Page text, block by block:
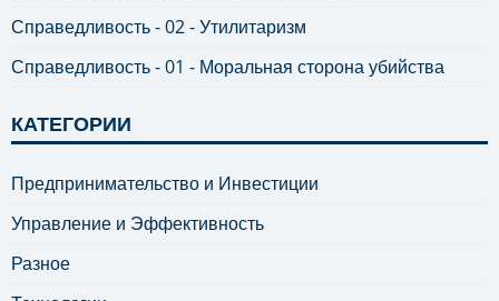
Справедливость - 02 - Утилитаризм
Справедливость - 01 - Моральная сторона убийства
КАТЕГОРИИ
Предпринимательство и Инвестиции
Управление и Эффективность
Разное